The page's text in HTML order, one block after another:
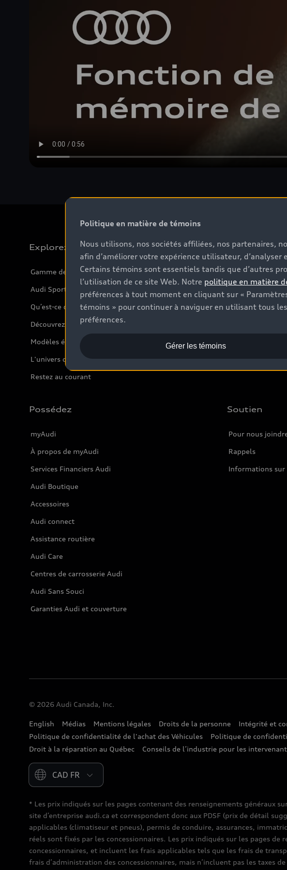
Explorez
Gamme de modèles
Audi Sport
Qu’est-ce que l’e-tron
Découvrez nos VUS
Modèles électriques
L'univers d'Audi
Restez au courant
Vendez
Offres
Véhicules neufs
Possédez
myAudi
À propos de myAudi
Services Financiers Audi
Audi Boutique
Accessoires
Audi connect
Assistance routière
Audi Care
Centres de carrosserie Audi
Audi Sans Souci
Garanties Audi et couverture
Soutien
Pour nous
Rappels
Informations
© 2026 Audi Canada, Inc.
English Médias Mentions légales Droits de la personne Intégrité et
Politique de confidentialité de l'achat des Véhicules
Politique de
Droit à la réparation au Québec
Conseils de l’industrie pour les
Please select country
* Les prix indiqués sur les pages contenant des renseignements généraux
site d’entreprise audi.ca et correspondent donc aux PDSF (prix de détail
applicables (climatiseur et pneus), permis de conduire, assurances,
réels sont fixés par les concessionnaires. Les prix indiqués sur les pages
concessionnaires, et incluent les frais applicables tels que les frais de
frais d’administration des concessionnaires, mais n’incluent pas les taxes
Politique en matière de témoins
Nous utilisons, nos sociétés affiliées, nos partenaires,
afin d’améliorer votre expérience utilisateur,
Certains témoins sont essentiels tandis que d’autres
l’utilisation de ce site Web. Notre politique en matière
préférences à tout moment en cliquant sur «
témoins » pour continuer à naviguer en utilisant tous
préférences.
Gérer les témoins